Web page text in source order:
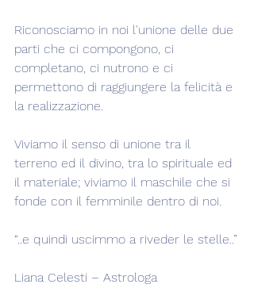
Riconosciamo in noi l'unione delle due
parti che ci compongono, ci
completano, ci nutrono e ci
permettono di raggiungere la felicità e
la realizzazione.
Viviamo il senso di unione tra il
terreno ed il divino, tra lo spirituale ed
il materiale; viviamo il maschile che si
fonde con il femminile dentro di noi.
“..e quindi uscimmo a riveder le stelle..”
Liana Celesti – Astrologa